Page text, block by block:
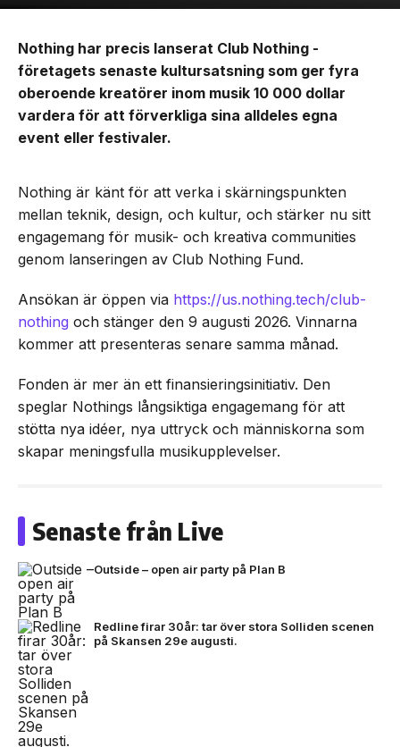
Nothing har precis lanserat Club Nothing -
företagets senaste kultursatsning som ger fyra
oberoende kreatörer inom musik 10 000 dollar
vardera för att förverkliga sina alldeles egna
event eller festivaler.
Nothing är känt för att verka i skärningspunkten
mellan teknik, design, och kultur, och stärker nu sitt
engagemang för musik- och kreativa communities
genom lanseringen av Club Nothing Fund.
Ansökan är öppen via https://us.nothing.tech/club-
nothing och stänger den 9 augusti 2026. Vinnarna
kommer att presenteras senare samma månad.
Fonden är mer än ett finansieringsinitiativ. Den
speglar Nothings långsiktiga engagemang för att
stötta nya idéer, nya uttryck och människorna som
skapar meningsfulla musikupplevelser.
Senaste från Live
Outside – open air party på Plan B
Redline firar 30år: tar över stora Solliden scenen
på Skansen 29e augusti.